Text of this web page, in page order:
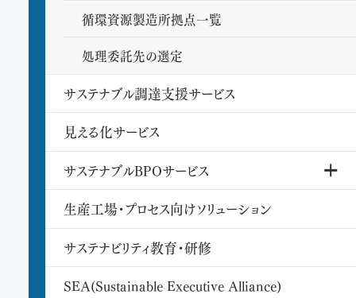
循環資源製造所拠点一覧
処理委託先の選定
サステナブル調達支援サービス
見える化サービス
サステナブルBPOサービス
生産工場・プロセス向けソリューション
サステナビリティ教育・研修
SEA(Sustainable Executive Alliance)